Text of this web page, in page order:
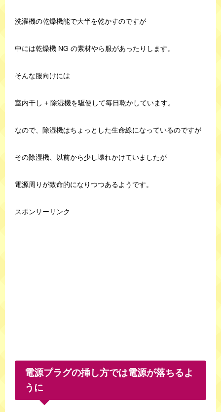
洗濯機の乾燥機能で大半を乾かすのですが
中には乾燥機 NG の素材やら服があったりします。
そんな服向けには
室内干し + 除湿機を駆使して毎日乾かしています。
なので、除湿機はちょっとした生命線になっているのですが
その除湿機、以前から少し壊れかけていましたが
電源周りが致命的になりつつあるようです。
スポンサーリンク
電源プラグの挿し方では電源が落ちるよ
うに